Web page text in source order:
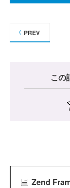
PREV
この
Zend